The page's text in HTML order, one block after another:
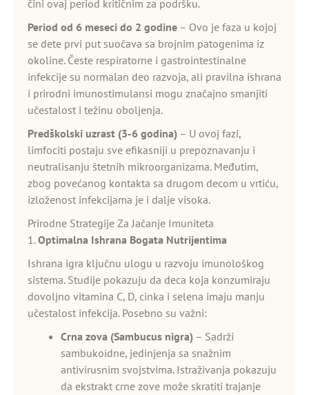
čini ovaj period kritičnim za podršku.
Period od 6 meseci do 2 godine – Ovo je faza u kojoj
se dete prvi put suočava sa brojnim patogenima iz
okoline. Česte respiratorne i gastrointestinalne
infekcije su normalan deo razvoja, ali pravilna ishrana
i prirodni imunostimulansi mogu značajno smanjiti
učestalost i težinu oboljenja.
Predškolski uzrast (3-6 godina) – U ovoj fazi,
limfociti postaju sve efikasniji u prepoznavanju i
neutralisanju štetnih mikroorganizama. Međutim,
zbog povećanog kontakta sa drugom decom u vrtiću,
izloženost infekcijama je i dalje visoka.
Prirodne Strategije Za Jačanje Imuniteta
1.Optimalna Ishrana Bogata Nutrijentima
Ishrana igra ključnu ulogu u razvoju imunološkog
sistema. Studije pokazuju da deca koja konzumiraju
dovoljno vitamina C, D, cinka i selena imaju manju
učestalost infekcija. Posebno su važni:
Crna zova (Sambucus nigra) – Sadrži
sambukoidne, jedinjenja sa snažnim
antivirusnim svojstvima. Istraživanja pokazuju
da ekstrakt crne zove može skratiti trajanje